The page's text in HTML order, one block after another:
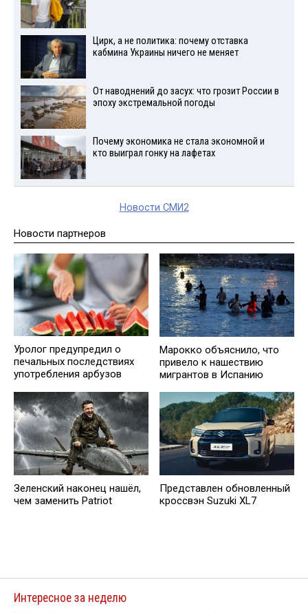
Цирк, а не политика: почему отставка
кабмина Украины ничего не меняет
От наводнений до засух: что грозит России в
эпоху экстремальной погоды
Почему экономика не стала экономной и
кто выиграл гонку на лафетах
Новости СМИ2
Новости партнеров
Уролог предупредил о
печальных последствиях
употребления арбузов
Марокко объяснило, что
привело к нашествию
мигрантов в Испанию
Зеленский наконец нашёл,
чем заменить Patriot
Представлен обновленный
кроссвэн Suzuki XL7
Интересное за неделю